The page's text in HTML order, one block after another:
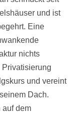
und ist
Eine
nichts
und vereint
Dach.
auf dem